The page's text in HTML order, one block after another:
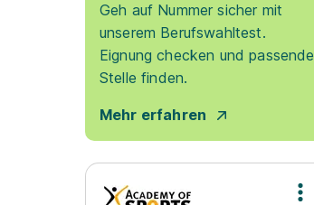
Geh auf Nummer sicher mit
unserem Berufswahltest.
Eignung checken und passende
Stelle finden.
Mehr erfahren